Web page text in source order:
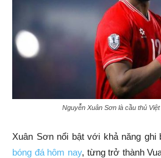
Nguyễn Xuân Sơn là cầu thủ
Xuân Sơn nổi bật với khả năng ghi
bóng đá hôm nay, từng trở thành